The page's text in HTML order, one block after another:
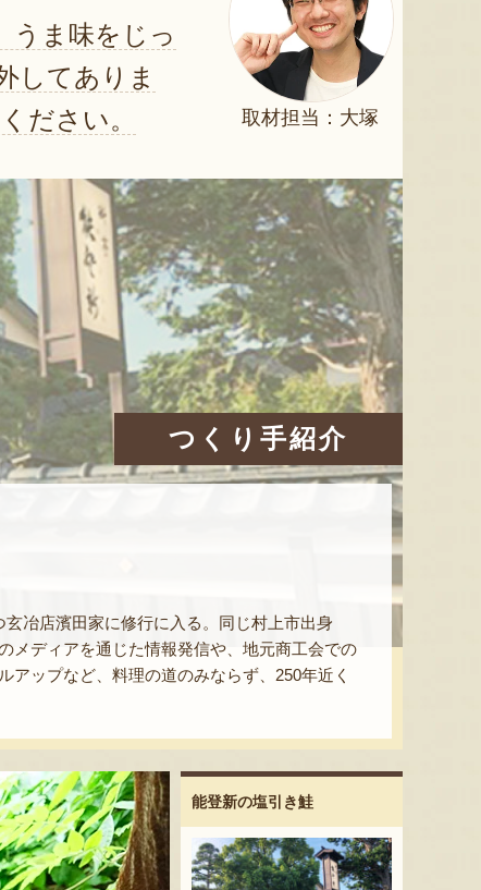
取材担当：大塚
うま味をじっ
してありま
ださい。
つくり手紹介
冶店濱田家に修行に入る。同じ村上市出身
メディアを通じた情報発信や、地元商工会での
ップなど、料理の道のみならず、250年近く
能登新の塩引き鮭